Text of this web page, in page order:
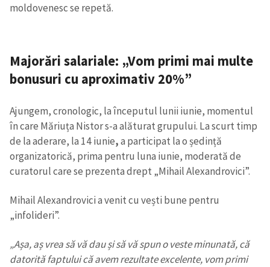
moldovenesc se repetă.
Majorări salariale: „Vom primi mai multe
bonusuri cu aproximativ 20%”
Ajungem, cronologic, la începutul lunii iunie, momentul
în care Măriuța Nistor s-a alăturat grupului. La scurt timp
de la aderare, la 14 iunie,a participat la o ședință
organizatorică, prima pentru luna iunie, moderată de
curatorul care se prezenta drept „Mihail Alexandrovici”.
Mihail Alexandrovici a venit cu vești bune pentru
„infolideri”.
„Așa, aș vrea să vă dau și să vă spun o veste minunată, că
datorită faptului că avem rezultate excelente, vom primi